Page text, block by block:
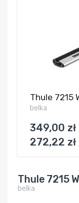
Thule 7215
belka
349,00 zł
272,22
Thule 7215
belka